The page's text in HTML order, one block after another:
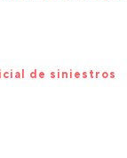
de siniestros